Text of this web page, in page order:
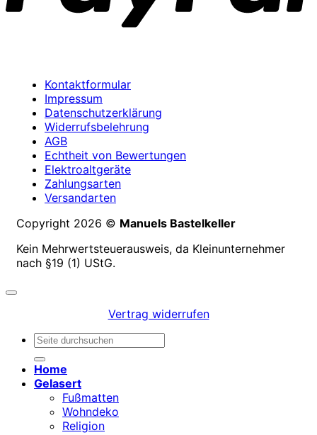
Kontaktformular
Impressum
Datenschutzerklärung
Widerrufsbelehrung
AGB
Echtheit von Bewertungen
Elektroaltgeräte
Zahlungsarten
Versandarten
Copyright 2026 © Manuels Bastelkeller
Kein Mehrwertsteuerausweis, da Kleinunternehmer
nach §19 (1) UStG.
Vertrag widerrufen
Suchen
Home
Gelasert
Fußmatten
Wohndeko
Religion